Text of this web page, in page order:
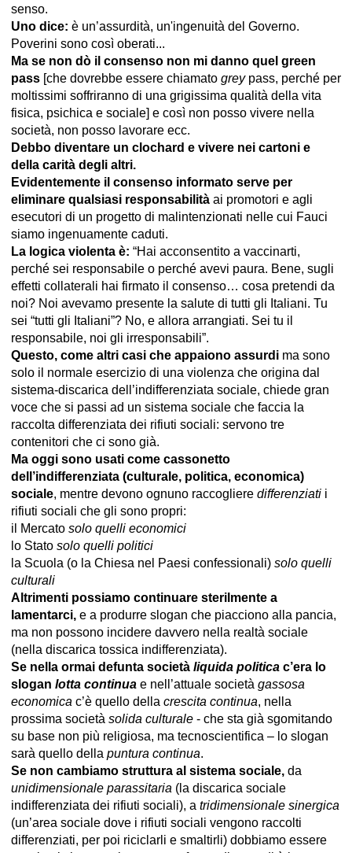
senso.
Uno dice: è un’assurdità, un'ingenuità del Governo.
Poverini sono così oberati...
Ma se non dò il consenso non mi danno quel green
pass [che dovrebbe essere chiamato greypass, perché per
moltissimi soffriranno di una grigissima qualità della vita
fisica, psichica e sociale] e così non posso vivere nella
società, non posso lavorare ecc.
Debbo diventare un clochard e vivere nei cartoni e
della carità degli altri.
Evidentemente il consenso informato serve per
eliminare qualsiasi responsabilità ai promotori e agli
esecutori di un progetto di malintenzionati nelle cui Fauci
siamo ingenuamente caduti.
La logica violenta è: “Hai acconsentito a vaccinarti,
perché sei responsabile o perché avevi paura. Bene, sugli
effetti collaterali hai firmato il consenso… cosa pretendi da
noi? Noi avevamo presente la salute di tutti gli Italiani. Tu
sei “tutti gli Italiani”? No, e allora arrangiati. Sei tu il
responsabile, noi gli irresponsabili”.
Questo, come altri casi che appaiono assurdi ma sono
solo il normale esercizio di una violenza che origina dal
sistema-discarica dell’indifferenziata sociale, chiede gran
voce che si passi ad un sistema sociale che faccia la
raccolta differenziata dei rifiuti sociali: servono tre
contenitori che ci sono già.
Ma oggi sono usati come cassonetto
dell’indifferenziata (culturale, politica, economica)
sociale, mentre devono ognuno raccogliere differenziati i
rifiuti sociali che gli sono propri:
il Mercato solo quelli economici
lo Stato solo quelli politici
la Scuola (o la Chiesa nel Paesi confessionali) solo quelli
culturali
Altrimenti possiamo continuare sterilmente a
lamentarci, e a produrre slogan che piacciono alla pancia,
ma non possono incidere davvero nella realtà sociale
(nella discarica tossica indifferenziata).
Se nella ormai defunta società liquida politica c’era lo
slogan lotta continua e nell’attuale società gassosa
economica c’è quello della crescita continua, nella
prossima società solida culturale - che sta già sgomitando
su base non più religiosa, ma tecnoscientifica – lo slogan
sarà quello della puntura continua.
Se non cambiamo struttura al sistema sociale, da
unidimensionale parassitaria (la discarica sociale
indifferenziata dei rifiuti sociali), a tridimensionale sinergica
(un’area sociale dove i rifiuti sociali vengono raccolti
differenziati, per poi riciclarli e smaltirli) dobbiamo essere